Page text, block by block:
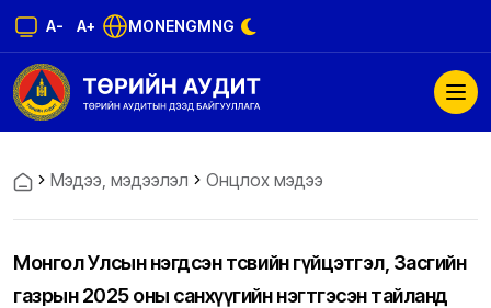
A- A+ MONENGMNG
Мэдээ, мэдээлэл Онцлох мэдээ
Монгол Улсын нэгдсэн төсвийн гүйцэтгэл, Засгийн
газрын 2025 оны санхүүгийн нэгтгэсэн тайланд